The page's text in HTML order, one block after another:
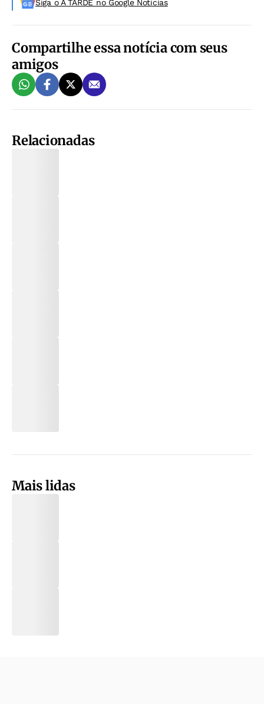
Siga o A TARDE no Google Noticias
Compartilhe essa notícia com seus
amigos
Relacionadas
Mais lidas